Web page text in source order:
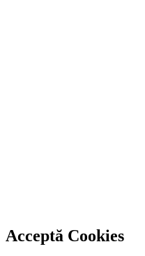
Acceptă Cookies